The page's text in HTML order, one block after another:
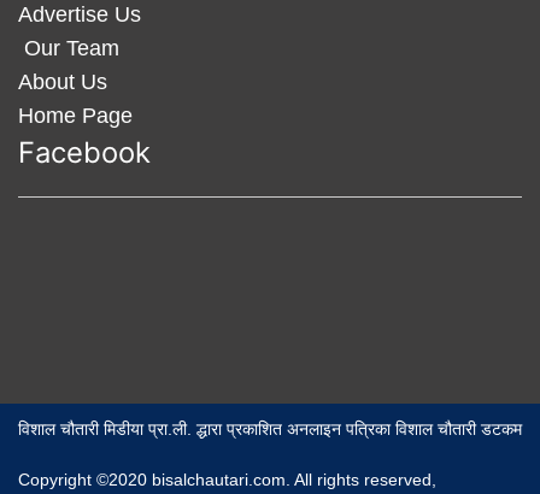
Advertise Us
Our Team
About Us
Home Page
Facebook
विशाल चौतारी मिडीया प्रा.ली. द्धारा प्रकाशित अनलाइन पत्रिका विशाल चौतारी डटकम
Copyright ©2020 bisalchautari.com. All rights reserved,